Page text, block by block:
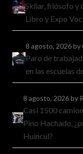
Skliar, filósofo y
Libro y Expo
8 agosto, 2026by
Paro de
en las escuelas
8 agosto, 2026by
Casi 1500
Pino Hachado,
Huincul?